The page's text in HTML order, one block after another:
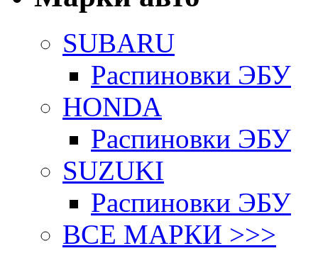
SUBARU
Распиновки ЭБУ
HONDA
Распиновки ЭБУ
SUZUKI
Распиновки ЭБУ
ВСЕ МАРКИ >>>